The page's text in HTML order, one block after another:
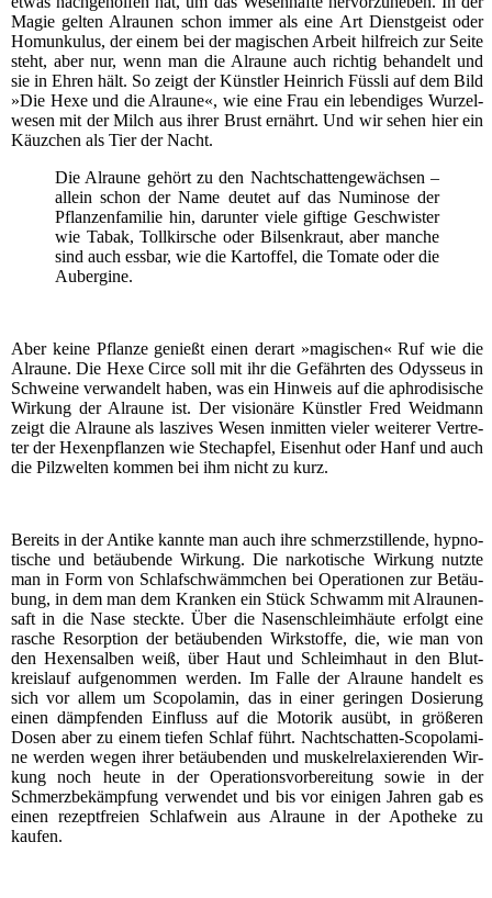
Magie gel­ten Alrau­nen schon immer als eine Art Dienst­geist oder
Homun­ku­lus, der einem bei der magi­schen Arbeit hilf­reich zur Sei­te
steht, aber nur, wenn man die Alrau­ne auch rich­tig behan­delt und
sie in Ehren hält. So zeigt der Künst­ler Hein­rich Füss­li auf dem Bild
»Die Hexe und die Alrau­ne«, wie eine Frau ein leben­di­ges Wur­zel­
we­sen mit der Milch aus ihrer Brust ernährt. Und wir sehen hier ein
Käuz­chen als Tier der Nacht.
Die Alrau­ne gehört zu den Nacht­schat­ten­ge­wäch­sen –
allein schon der Name deu­tet auf das Numi­no­se der
Pflan­zen­fa­mi­lie hin, dar­un­ter vie­le gif­ti­ge Geschwis­ter
wie Tabak, Toll­kir­sche oder Bil­sen­kraut, aber man­che
sind auch ess­bar, wie die Kar­tof­fel, die Toma­te oder die
Aubergine.
Aber kei­ne Pflan­ze genießt einen der­art »magi­schen« Ruf wie die
Alrau­ne. Die Hexe Cir­ce soll mit ihr die Gefähr­ten des Odys­seus in
Schwei­ne ver­wan­delt haben, was ein Hin­weis auf die aphro­di­si­sche
Wir­kung der Alrau­ne ist. Der visio­nä­re Künst­ler Fred Weid­mann
zeigt die Alrau­ne als las­zi­ves Wesen inmit­ten vie­ler wei­te­rer Ver­tre­
ter der Hexen­pflan­zen wie Stech­ap­fel, Eisen­hut oder Hanf und auch
die Pilz­wel­ten kom­men bei ihm nicht zu kurz.
Bereits in der Anti­ke kann­te man auch ihre schmerz­stil­len­de, hyp­no­
ti­sche und betäu­ben­de Wir­kung. Die nar­ko­ti­sche Wir­kung nutz­te
man in Form von Schlaf­schwämm­chen bei Ope­ra­tio­nen zur Betäu­
bung, in dem man dem Kran­ken ein Stück Schwamm mit Alrau­nen­
saft in die Nase steck­te. Über die Nasen­schleim­häu­te erfolgt eine
rasche Resorp­ti­on der betäu­ben­den Wirk­stof­fe, die, wie man von
den Hexen­sal­ben weiß, über Haut und Schleim­haut in den Blut­
kreis­lauf auf­ge­nom­men wer­den. Im Fal­le der Alrau­ne han­delt es
sich vor allem um Sco­pol­amin, das in einer gerin­gen Dosie­rung
einen dämp­fen­den Ein­fluss auf die Moto­rik aus­übt, in grö­ße­ren
Dosen aber zu einem tie­fen Schlaf führt. Nacht­schat­ten-Sco­pol­ami­
ne wer­den wegen ihrer betäu­ben­den und mus­kel­re­la­xie­ren­den Wir­
kung noch heu­te in der Ope­ra­ti­ons­vor­be­rei­tung sowie in der
Schmerz­be­kämp­fung ver­wen­det und bis vor eini­gen Jah­ren gab es
einen rezept­frei­en Schlaf­wein aus Alrau­ne in der Apo­the­ke zu
kaufen.